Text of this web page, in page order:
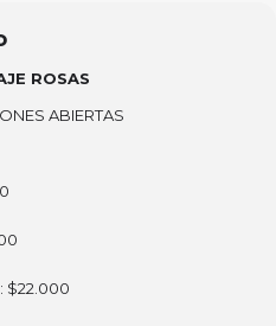
ROSAS
ABIERTAS
$22.000